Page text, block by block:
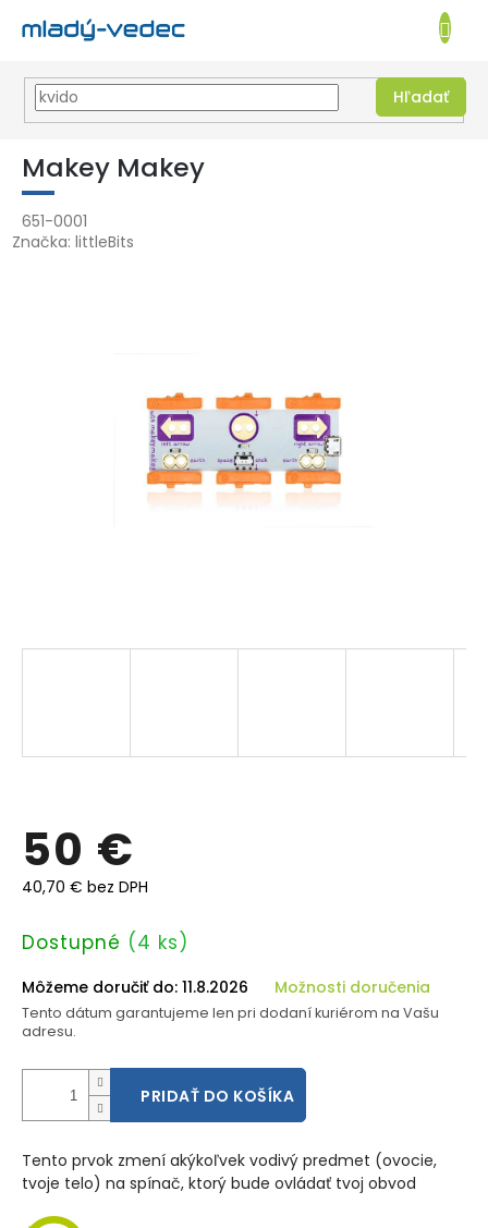
Prejsť
obsah
EUR
Hľadať
KOŠÍK
Makey Makey
651-0001
Značka: littleBits
50 €
40,70 € bez DPH
Jednotková
Dostupné (4 ks)
Môžeme doručiť do: 11.8.2026 Možnosti doručenia
Tento dátum garantujeme len pri dodaní kuriérom na Vašu
adresu.
PRIDAŤ DO KOŠÍKA
Tento prvok zmení akýkoľvek vodivý predmet (ovocie,
tvoje telo) na spínač, ktorý bude ovládať tvoj obvod